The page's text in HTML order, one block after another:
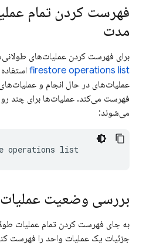
فهرست کردن تمام
مدت
برای فهرست کردن عملیات‌های
firestore operations list
عملیات‌های در حال انجام و
فهرست می‌کند. عملیات‌ها برای چند
می‌شوند:
بررسی وضعیت عملیات
به جای فهرست کردن تمام عملیات
جزئیات یک عملیات واحد را فهرست